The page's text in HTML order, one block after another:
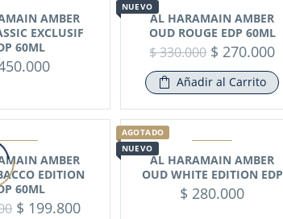
AMBER
EXCLUSIF
60ML
NUEVO
AL HARAMAIN AMBER
OUD ROUGE EDP 60ML
$330.000 $ 270.000
Añadir al Carrito
AMBER
EDITION
60ML
$ 199.800
AGOTADO
NUEVO
AL HARAMAIN AMBER
OUD WHITE EDITION EDP
$ 280.000